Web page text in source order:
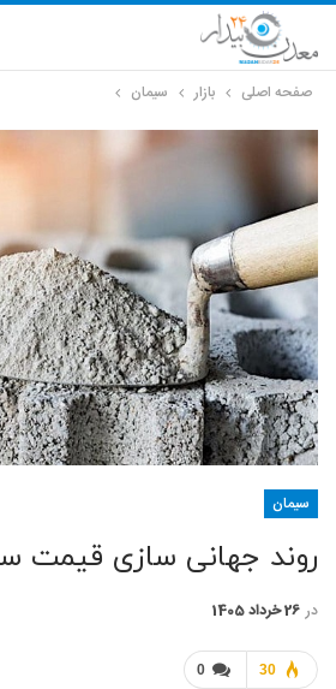
صفحه اصلی بازار سیمان
سیمان
روند جهانی سازی قیمت
در 26 خرداد 1405
0 30